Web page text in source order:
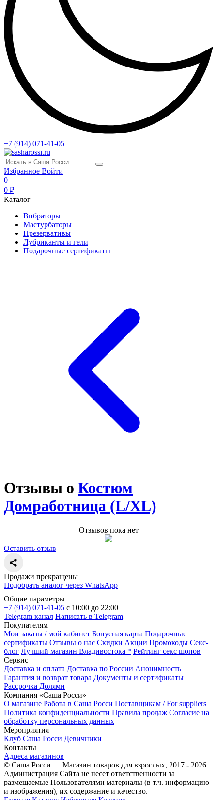
+7 (914) 071-41-05
Избранное Войти
0
0 ₽
Каталог
Вибраторы
Мастурбаторы
Презервативы
Лубриканты и гели
Подарочные сертификаты
Отзывы о Костюм
Домработница (L/XL)
Отзывов пока нет
Оставить отзыв
Продажи прекращены
Подобрать аналог через WhatsApp
Общие параметры
+7 (914) 071-41-05 c 10:00 до 22:00
Telegram канал Написать в Telegram
Покупателям
Мои заказы / мой кабинет Бонусная карта Подарочные
сертификаты Отзывы о нас Скидки Акции Промокоды Секс-
блог Лучший магазин Владивостока * Рейтинг секс шопов
Сервис
Доставка и оплата Доставка по России Анонимность
Гарантия и возврат товара Документы и сертификаты
Рассрочка Долями
Компания «Саша Росси»
О магазине Работа в Саша Росси Поставщикам / For suppliers
Политика конфиденциальности Правила продаж Согласие на
обработку персональных данных
Мероприятия
Клуб Саша Росси Девичники
Контакты
Адреса магазинов
© Саша Росси — Магазин товаров для взрослых, 2017 - 2026.
Администрация Сайта не несет ответственности за
размещаемые Пользователями материалы (в т.ч. информацию
и изображения), их содержание и качество.